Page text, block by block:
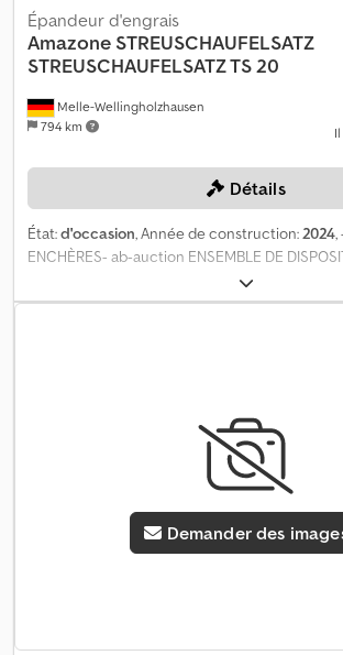
Melle-Wellingholzhausen
794 km
Épandeur d'engrais
Amazone STREUSCHAUFELSATZ
STREUSCHAUFELSATZ TS 20
Détails
État:d'occasion, Année de construction: 2024,
ENCHÈRES- ab-auction ENSEMBLE DE
TS 20 Ensemble de dispositif d’épandage
droit et gauche Vous pouvez enchérir sur
ligne. Dsdsycmu Sopfx Ag Eock Le prix de
enchères. Cliquez ici pour accéder à la vente
enchérir dès maintenant ! ab-auction
Demander des